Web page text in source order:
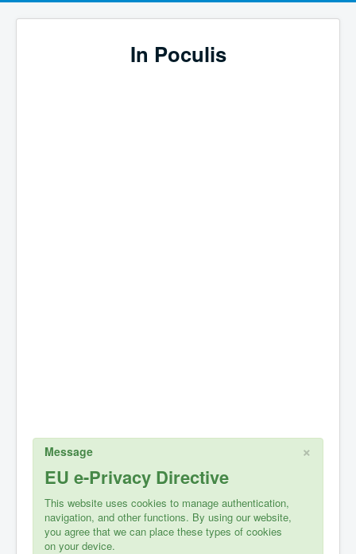
In Poculis
×
Message
EU e-Privacy Directive
This website uses cookies to manage authentication,
navigation, and other functions. By using our website,
you agree that we can place these types of cookies
on your device.